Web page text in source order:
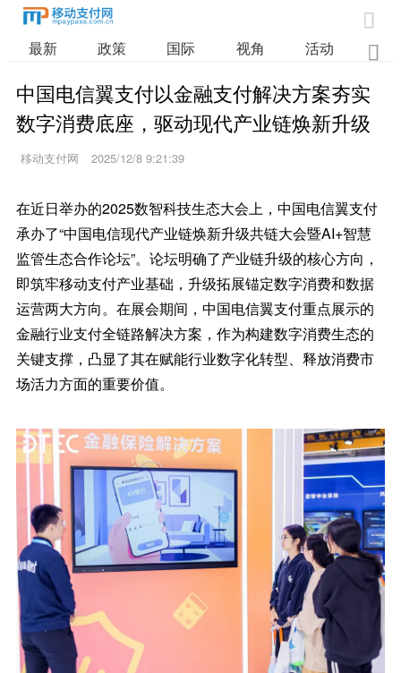

最新 政策 国际 视角 活动 业

中国电信翼支付以金融支付解决方案夯实
数字消费底座，驱动现代产业链焕新升级
移动支付网 2025/12/8 9:21:39
在近日举办的2025数智科技生态大会上，中国电信翼支付
承办了“中国电信现代产业链焕新升级共链大会暨AI+智慧
监管生态合作论坛”。论坛明确了产业链升级的核心方向，
即筑牢移动支付产业基础，升级拓展锚定数字消费和数据
运营两大方向。在展会期间，中国电信翼支付重点展示的
金融行业支付全链路解决方案，作为构建数字消费生态的
关键支撑，凸显了其在赋能行业数字化转型、释放消费市
场活力方面的重要价值。